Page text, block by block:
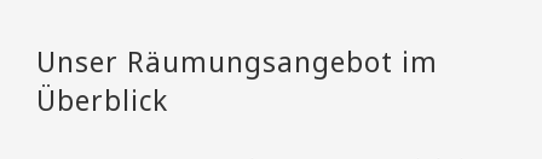
Unser Räumungsangebot im
Überblick